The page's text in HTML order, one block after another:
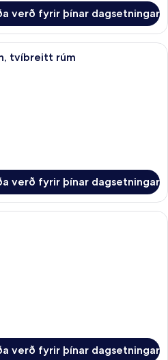
verð fyrir þínar dagsetningar
Rúmföt af bestu gerð, míníbar,
tvíbreitt rúm
verð fyrir þínar dagsetningar
Rúmföt af bestu gerð, míníbar,
verð fyrir þínar dagsetningar